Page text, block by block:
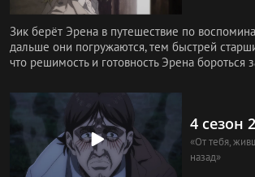
Зик берёт Эрена в путешествие по
дальше они погружаются, тем быстрей
что решимость и готовность Эрена бороться
4 сезон
«От тебя,
назад»